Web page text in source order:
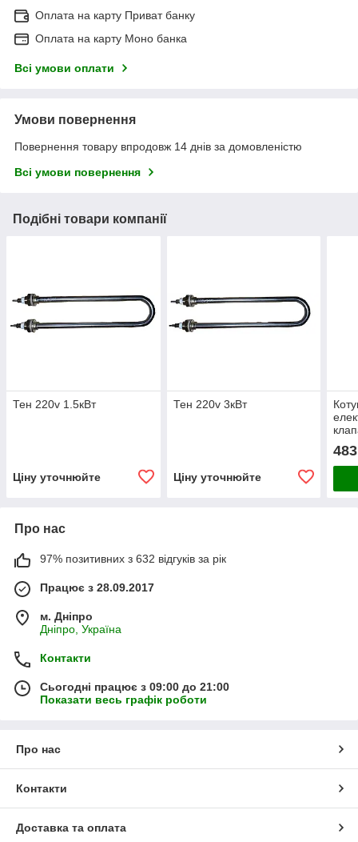
Оплата на карту Приват банку
Оплата на карту Моно банка
Всі умови оплати
Умови повернення
Повернення товару впродовж 14 днів за домовленістю
Всі умови повернення
Подібні товари компанії
Тен 220v 1.5кВт
Ціну уточнюйте
Тен 220v 3кВт
Ціну уточнюйте
483
Про нас
97% позитивних з 632 відгуків за рік
Працює з 28.09.2017
м. Дніпро
Дніпро, Україна
Контакти
Сьогодні працює з 09:00 до 21:00
Показати весь графік роботи
Про нас
Контакти
Доставка та оплата